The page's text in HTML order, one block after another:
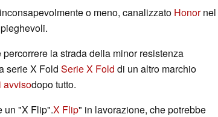
o meno, canalizzato Honornel
la strada della minor resistenza
serie X Fold Serie X Fold di un altro marchio
avvisodopo tutto.
un "X Flip".X Flip" in lavorazione, che potrebbe